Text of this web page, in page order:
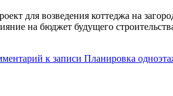
для возведения коттеджа на
на бюджет будущего
к записи Планировка